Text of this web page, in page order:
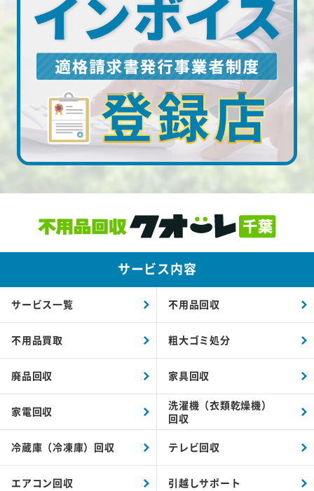
サービス内容
サービス一覧 不用品回収
不用品買取 粗大ゴミ処分
廃品回収 家具回収
家電回収
洗濯機（衣類乾燥機）
回収
冷蔵庫（冷凍庫）回収 テレビ回収
エアコン回収 引越しサポート